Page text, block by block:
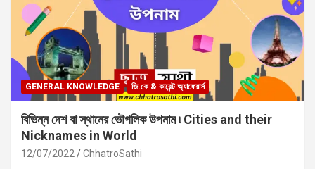
GENERAL KNOWLEDGE জি.কে & কারেন্ট অ্যাফেয়ার্স
বিভিন্ন দেশ বা স্থানের ভৌগলিক উপনাম ৷ Cities and their
Nicknames in World
12/07/2022 ChhatroSathi